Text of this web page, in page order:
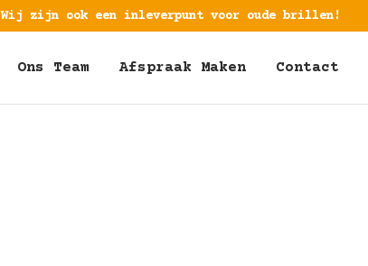
Wij zijn ook een inleverpunt voor oude brillen!
Ons Team Afspraak Maken Contact